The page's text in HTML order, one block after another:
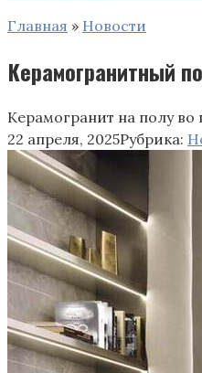
Главная » Новости
Керамогранитный
Керамогранит на полу во
22 апреля, 2025Рубрика: